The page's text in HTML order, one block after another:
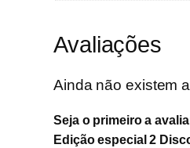
i
c
s
Avaliações
Ainda não existem
Seja o primeiro a
Edição especial 2